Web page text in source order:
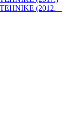
(2012. –